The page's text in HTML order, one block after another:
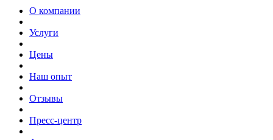
О компании
Услуги
Цены
Наш опыт
Отзывы
Пресс-центр